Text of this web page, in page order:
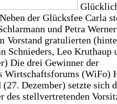
der Glücksfee Carla
und Petra
Vorstand gratulierten
Schnieders, Leo Kruthaup
Die drei Gewinner der
Wirtschaftsforums (WiFo)
Dezember) setzte sich
des stellvertretenden